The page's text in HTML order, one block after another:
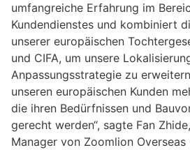
umfangreiche Erfahrung im
Kundendienstes und kombiniert
unserer europäischen
und CIFA, um unsere
Anpassungsstrategie zu
unseren europäischen Kunden
die ihren Bedürfnissen und
gerecht werden“, sagte Fan
Manager von Zoomlion Overseas